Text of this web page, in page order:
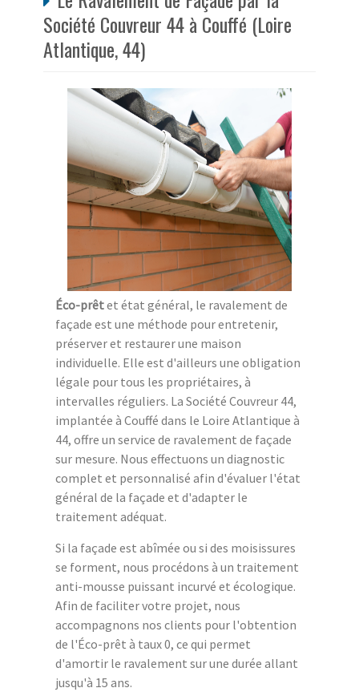
Société Couvreur 44 à Couffé (Loire
Atlantique, 44)
Éco-prêtet état général, le ravalement de
façade est une méthode pour entretenir,
préserver et restaurer une maison
individuelle. Elle est d'ailleurs une obligation
légale pour tous les propriétaires, à
intervalles réguliers. La Société Couvreur 44,
implantée à Couffé dans le Loire Atlantique à
44, offre un service de ravalement de façade
sur mesure. Nous effectuons un diagnostic
complet et personnalisé afin d'évaluer l'état
général de la façade et d'adapter le
traitement adéquat.
Si la façade est abîmée ou si des moisissures
se forment, nous procédons à un traitement
anti-mousse puissant incurvé et écologique.
Afin de faciliter votre projet, nous
accompagnons nos clients pour l'obtention
de l'Éco-prêt à taux 0, ce qui permet
d'amortir le ravalement sur une durée allant
jusqu'à 15 ans.